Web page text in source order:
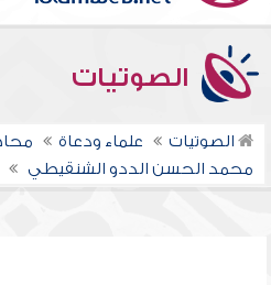
الصوتيات
الصوتيات علماء ودعاة
محمد الحسن الددو الشنقيطي